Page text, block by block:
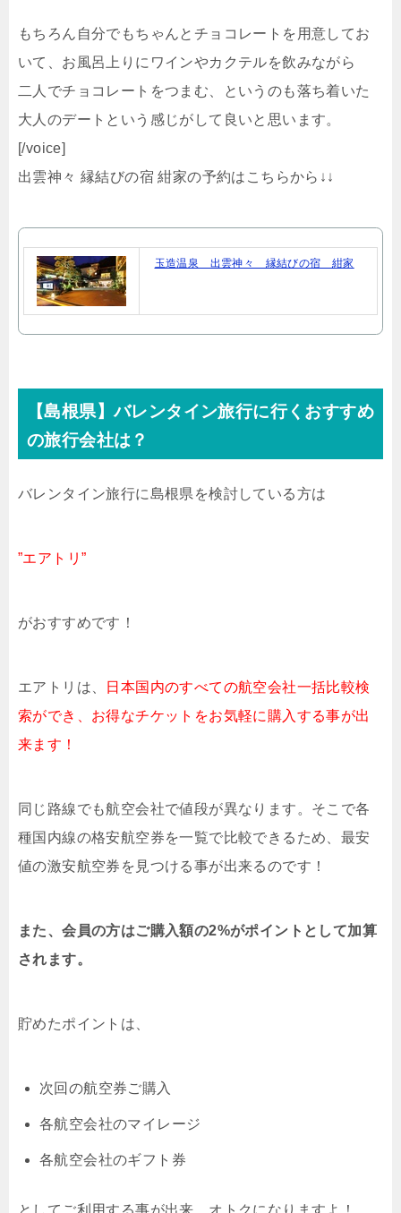
もちろん自分でもちゃんとチョコレートを用意してお
いて、お風呂上りにワインやカクテルを飲みながら
二人でチョコレートをつまむ、というのも落ち着いた
大人のデートという感じがして良いと思います。
[/voice]
出雲神々 縁結びの宿 紺家の予約はこちらから↓↓
玉造温泉 出雲神々 縁結びの宿 紺家
【島根県】バレンタイン旅行に行くおすすめ
の旅行会社は？
バレンタイン旅行に島根県を検討している方は
”エアトリ”
がおすすめです！
エアトリは、
日本国内のすべての航空会社一括比較検
索ができ、お得なチケットをお気軽に購入する事が出
来ます！
同じ路線でも航空会社で値段が異なります。そこで各
種国内線の格安航空券を一覧で比較できるため、最安
値の激安航空券を見つける事が出来るのです！
また、会員の方はご購入額の2%がポイントとして加算
されます。
貯めたポイントは、
次回の航空券ご購入
各航空会社のマイレージ
各航空会社のギフト券
としてご利用する事が出来、オトクになりますよ！